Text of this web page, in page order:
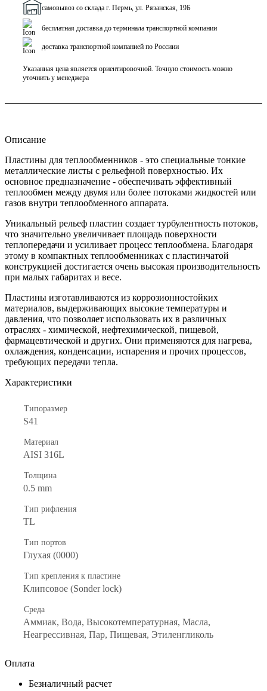
самовывоз со склада г. Пермь, ул. Рязанская, 19Б
бесплатная доставка до терминала транспортной компании
доставка транспортной компанией по Россиии
Указанная цена является ориентировочной. Точную стоимость можно
уточнить у менеджера
Описание
Пластины для теплообменников - это специальные тонкие
металлические листы с рельефной поверхностью. Их
основное предназначение - обеспечивать эффективный
теплообмен между двумя или более потоками жидкостей или
газов внутри теплообменного аппарата.
Уникальный рельеф пластин создает турбулентность потоков,
что значительно увеличивает площадь поверхности
теплопередачи и усиливает процесс теплообмена. Благодаря
этому в компактных теплообменниках с пластинчатой
конструкцией достигается очень высокая производительность
при малых габаритах и весе.
Пластины изготавливаются из коррозионностойких
материалов, выдерживающих высокие температуры и
давления, что позволяет использовать их в различных
отраслях - химической, нефтехимической, пищевой,
фармацевтической и других. Они применяются для нагрева,
охлаждения, конденсации, испарения и прочих процессов,
требующих передачи тепла.
Характеристики
Типоразмер
S41
Материал
AISI 316L
Толщина
0.5 mm
Тип рифления
TL
Тип портов
Глухая (0000)
Тип крепления к пластине
Клипсовое (Sonder lock)
Среда
Аммиак, Вода, Высокотемпературная, Масла,
Неагрессивная, Пар, Пищевая, Этиленгликоль
Оплата
Безналичный расчет